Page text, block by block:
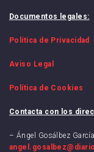
Documentos legales:
Política de Privacidad
Aviso Legal
Política de Cookies
Contacta con los
– Ángel Gosálbez